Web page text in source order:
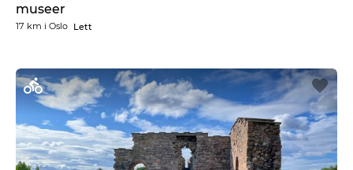
museer
17 km i Oslo Lett